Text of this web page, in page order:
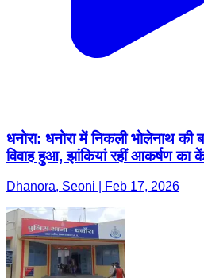
धनोरा: धनोरा में निकली भोलेनाथ की
विवाह हुआ, झांकियां रहीं आकर्षण का
Dhanora, Seoni | Feb 17, 2026